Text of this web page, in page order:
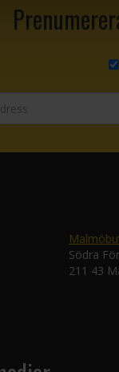
Södra
211 43